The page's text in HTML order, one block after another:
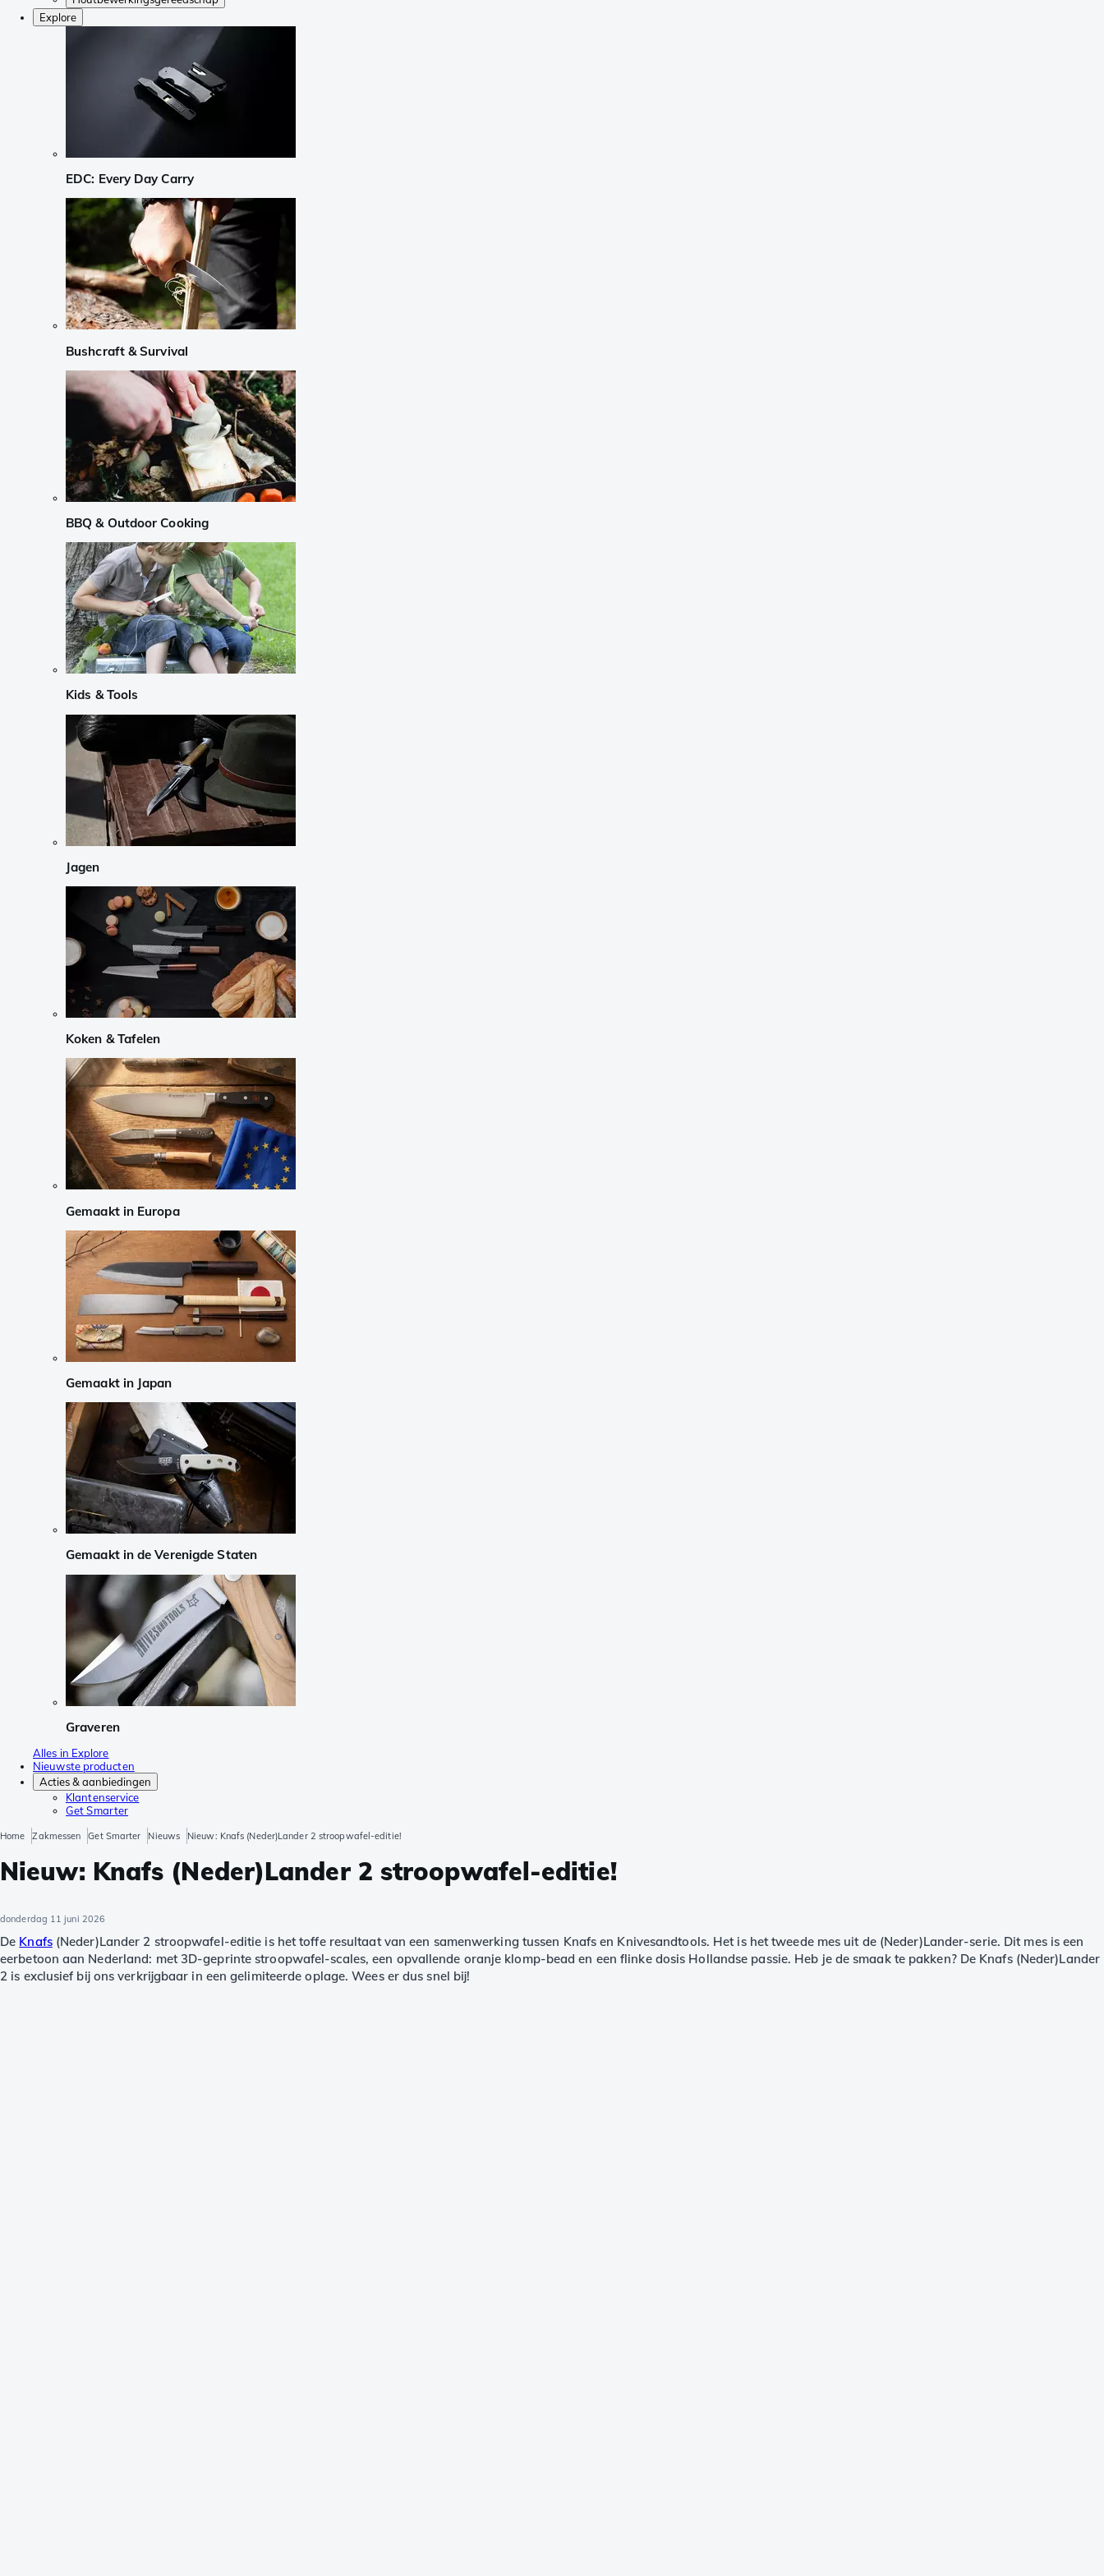
Explore
EDC: Every Day Carry
Bushcraft & Survival
BBQ & Outdoor Cooking
Kids & Tools
Jagen
Koken & Tafelen
Gemaakt in Europa
Gemaakt in Japan
Gemaakt in de Verenigde Staten
Graveren
Alles in Explore
Nieuwste producten
Acties & aanbiedingen
Klantenservice
Get Smarter
Home Zakmessen Get Smarter Nieuws Nieuw: Knafs (Neder)Lander 2 stroopwafel-editie!
Nieuw: Knafs (Neder)Lander 2 stroopwafel-editie!
donderdag 11 juni 2026
De Knafs(Neder)Lander 2 stroopwafel-editie is het toffe resultaat van een samenwerking tussen Knafs en Knivesandtools. Het is het tweede mes uit de (Neder)Lander-serie. Dit mes is een
eerbetoon aan Nederland: met 3D-geprinte stroopwafel-scales, een opvallende oranje klomp-bead en een flinke dosis Hollandse passie. Heb je de smaak te pakken? De Knafs (Neder)Lander
2 is exclusief bij ons verkrijgbaar in een gelimiteerde oplage. Wees er dus snel bij!